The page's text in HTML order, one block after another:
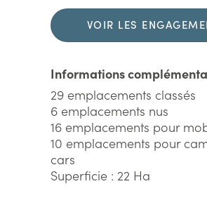
VOIR LES
Informations
29 emplacements classés
6 emplacements nus
16 emplacements pour
10 emplacements pour
cars
Superficie : 22 Ha